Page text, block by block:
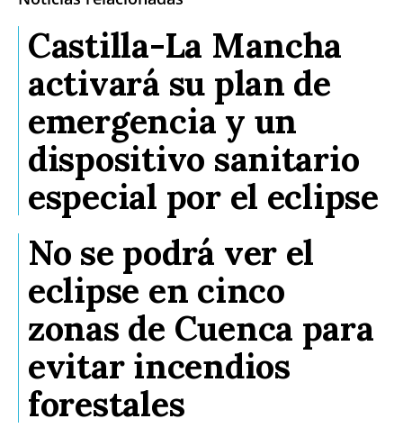
Castilla-La Mancha
activará su plan de
emergencia y un
dispositivo sanitario
especial por el eclipse
No se podrá ver el
eclipse en cinco
zonas de Cuenca para
evitar incendios
forestales